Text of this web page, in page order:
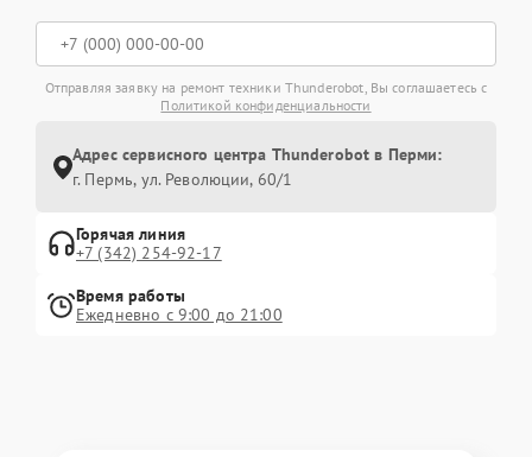
Отправляя заявку на ремонт техники Thunderobot, Вы соглашаетесь с
Политикой конфиденциальности
Адрес сервисного центра Thunderobot в Перми:
г. Пермь, ул. ​Революции, 60/1
Горячая линия
+7 (342) 254-92-17
Время работы
Ежедневно с 9:00 до 21:00